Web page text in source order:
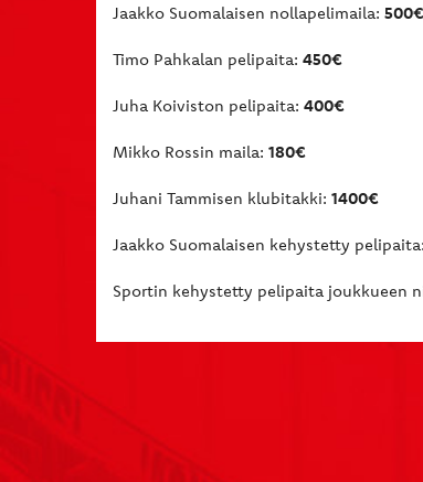
Jaakko Suomalaisen nollapelimaila: 500€
Timo Pahkalan pelipaita: 450€
Juha Koiviston pelipaita: 400€
Mikko Rossin maila: 180€
Juhani Tammisen klubitakki: 1400€
Jaakko Suomalaisen kehystetty pelipaita:
Sportin kehystetty pelipaita joukkueen